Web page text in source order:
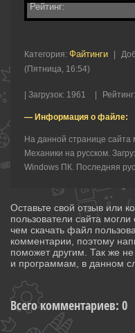
Рейтинг:
Категория: Файтинги‎
(Пятница, 16:54)
Загрузок: 1961 Рейтинг:
— Информация о файле:
На данной странице сайта
Механики на русском.
Windows ПК. Последняя
Оставьте свой отзыв или
пользователи сайта
чем скачать файл
комментарии, поэтому
поможет другим. Так же не
и программам, в данном
Всего комментариев: 0